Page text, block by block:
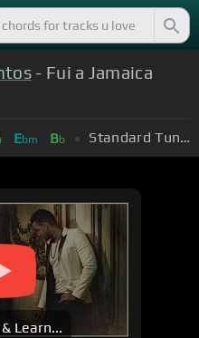
- Fui a Jamaica
Ebm Bb Standard Tuning (EADGBE)
Learn...